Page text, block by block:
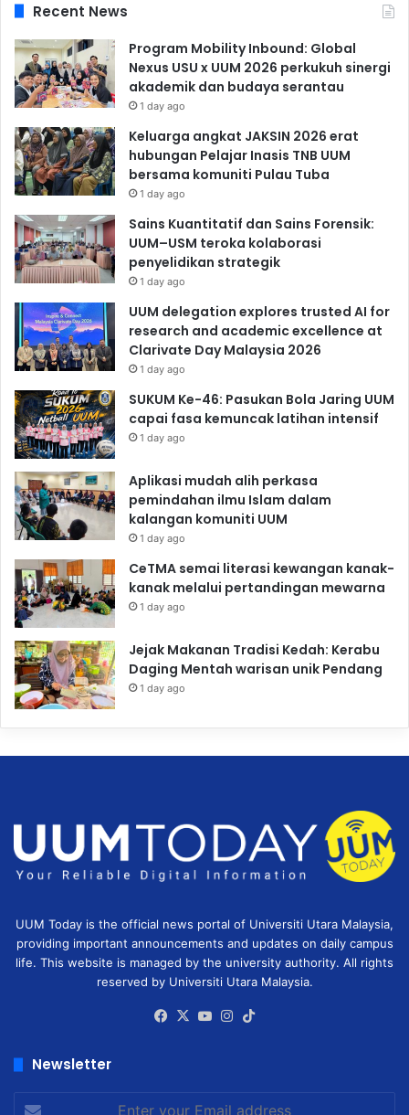
Recent News
Program Mobility Inbound: Global
Nexus USU x UUM 2026 perkukuh sinergi
akademik dan budaya serantau
1 day ago
Keluarga angkat JAKSIN 2026 erat
hubungan Pelajar Inasis TNB UUM
bersama komuniti Pulau Tuba
1 day ago
Sains Kuantitatif dan Sains Forensik:
UUM–USM teroka kolaborasi
penyelidikan strategik
1 day ago
UUM delegation explores trusted AI for
research and academic excellence at
Clarivate Day Malaysia 2026
1 day ago
SUKUM Ke-46: Pasukan Bola Jaring UUM
capai fasa kemuncak latihan intensif
1 day ago
Aplikasi mudah alih perkasa
pemindahan ilmu Islam dalam
kalangan komuniti UUM
1 day ago
CeTMA semai literasi kewangan kanak-
kanak melalui pertandingan mewarna
1 day ago
Jejak Makanan Tradisi Kedah: Kerabu
Daging Mentah warisan unik Pendang
1 day ago
UUM Today is the official news portal of Universiti Utara Malaysia,
providing important announcements and updates on daily campus
life. This website is managed by the university authority. All rights
reserved by Universiti Utara Malaysia.
Facebook
X YouTubeInstagram
Newsletter